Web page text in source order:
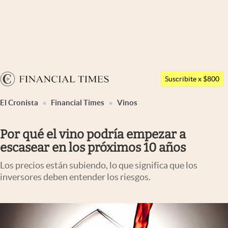
Argentina
Members
Economía y Política
Mercados Online
Columnistas
Suscribite x $800
El Cronista Financial Times Vinos
Por qué el vino podría empezar a
escasear en los próximos 10 años
Los precios están subiendo, lo que significa que los
inversores deben entender los riesgos.